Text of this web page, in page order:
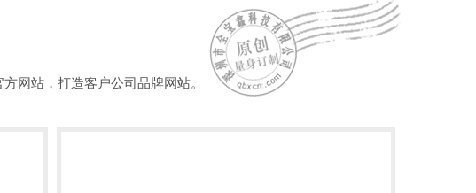
网站，打造客户公司品牌网站。